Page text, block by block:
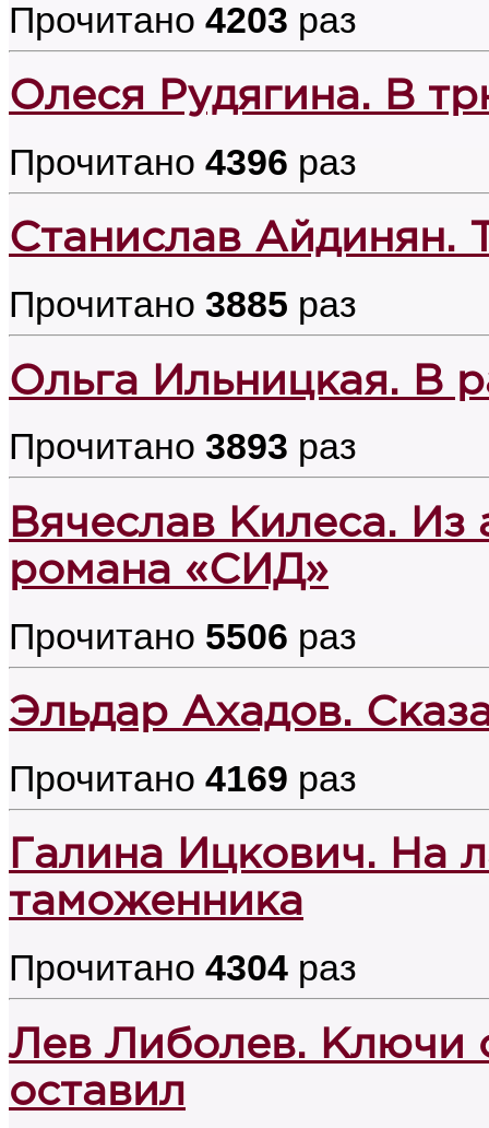
Прочитано 4203 раз
Олеся Рудягина. В
Прочитано 4396 раз
Станислав Айдинян.
Прочитано 3885 раз
Ольга Ильницкая. В
Прочитано 3893 раз
Вячеслав Килеса. Из
романа «СИД»
Прочитано 5506 раз
Эльдар Ахадов.
Прочитано 4169 раз
Галина Ицкович. На
таможенника
Прочитано 4304 раз
Лев Либолев. Ключи
оставил